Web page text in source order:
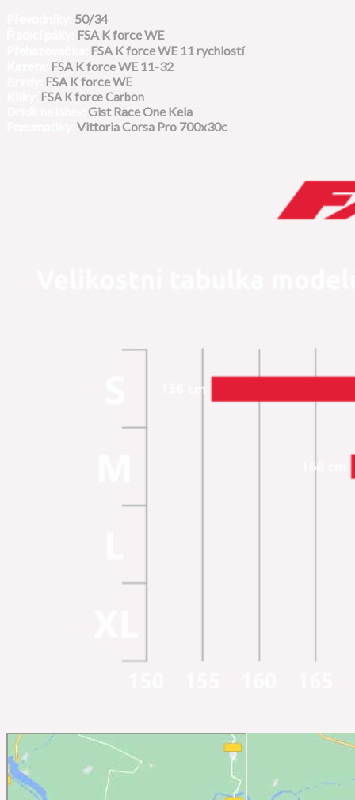
50/34
FSA K force WE
FSA K force WE11 rychlostí
FSA K force WE 11-32
FSA K force WE
FSA K force Carbon
Gist Race One Kela
Vittoria Corsa Pro 700x30c